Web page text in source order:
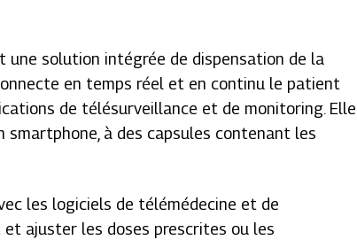
une solution intégrée de dispensation de la
en temps réel et en continu le patient
de télésurveillance et de monitoring. Elle
à des capsules contenant les
les logiciels de télémédecine et de
ajuster les doses prescrites ou les